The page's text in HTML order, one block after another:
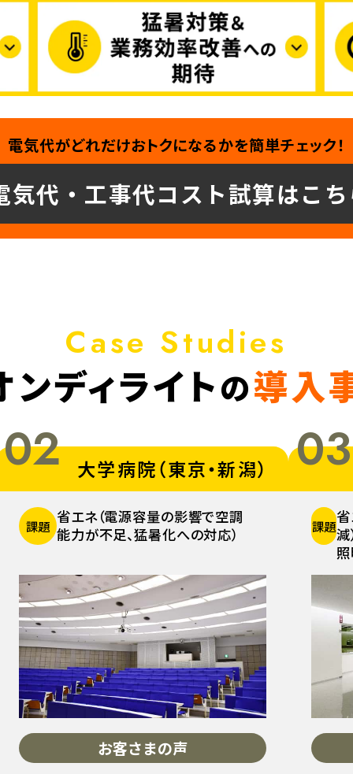
電気代がどれだけおトクになるかを簡単チェック！
気代・工事代コスト試算はこ
Case Studies
ンディライトの導入
02 大学病院（東京・新潟）
課題 省エネ（電源容量の影響で空調
能力が不足、猛暑化への対応）
お客さまの声
03
課題省
減